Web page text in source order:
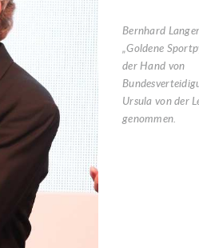
Bernhard
„Goldene
der Hand von
Ursula von der
genommen.